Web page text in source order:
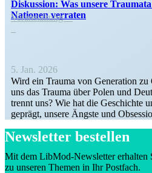
Diskussion: Was unsere
Nationen verraten
Veran­staltung
5. Jan. 2026
Wird ein Trauma von Generation zu
uns das Trauma über Polen und
trennt uns? Wie hat die Geschichte
geprägt, unsere Ängste und
Newsletter bestellen
Mit dem LibMod-Newsletter erhalten
zu unseren Themen in Ihr Postfach.